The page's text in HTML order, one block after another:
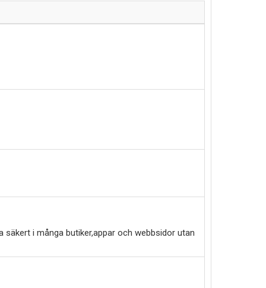
säkert i många butiker,appar och webbsidor utan